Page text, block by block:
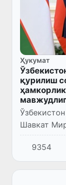
Ҳукумат
қурилиш
Шавкат
9354